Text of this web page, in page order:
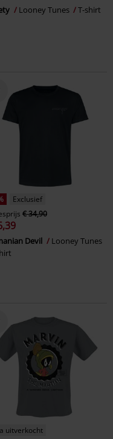
Looney Tunes T-shirt
Exclusief
€ 34,90
Devil
Looney Tunes
uitverkocht